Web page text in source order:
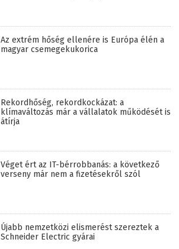
Az extrém hőség ellenére is Európa élén a
magyar csemegekukorica
Rekordhőség, rekordkockázat: a
klímaváltozás már a vállalatok működését is
átírja
Véget ért az IT-bérrobbanás: a következő
verseny már nem a fizetésekről szól
Újabb nemzetközi elismerést szereztek a
Schneider Electric gyárai